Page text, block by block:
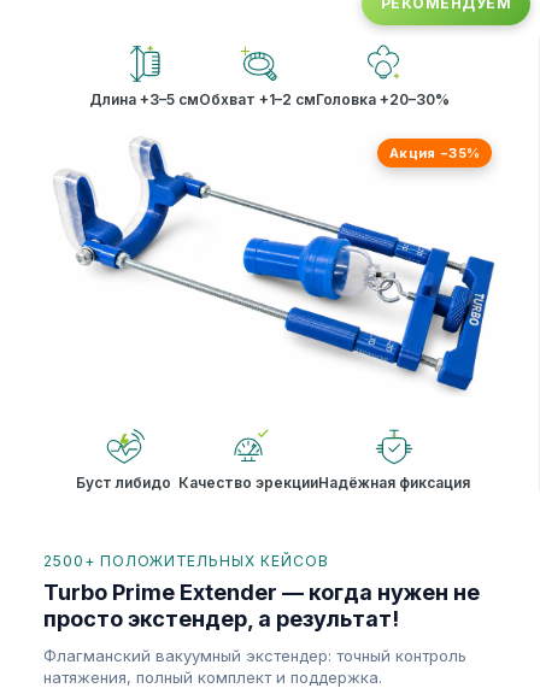
Длина +3–5 смОбхват +1–2 смГоловка +20–30%
Акция −35%
Буст либидо Качество эрекцииНадёжная фиксация
2500+ ПОЛОЖИТЕЛЬНЫХ КЕЙСОВ
Turbo Prime Extender — когда нужен не
просто экстендер, а результат!
Флагманский вакуумный экстендер: точный контроль
натяжения, полный комплект и поддержка.